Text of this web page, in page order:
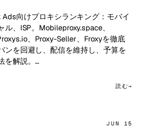
向けプロキシランキング：モバイ
ル、ISP。Mobileproxy.space、
、Proxy-Seller、Froxyを徹底
ンを回避し、配信を維持し、予算を
を解説。…
読む
JUN 15